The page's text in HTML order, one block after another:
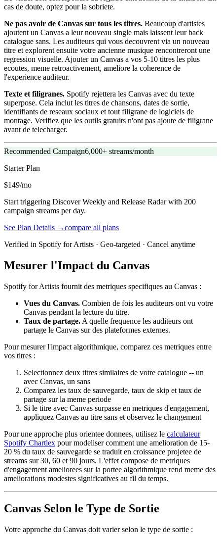
cas de doute, optez pour la sobriete.
Ne pas avoir de Canvas sur tous les titres. Beaucoup d'artistes
ajoutent un Canvas a leur nouveau single mais laissent leur back
catalogue sans. Les auditeurs qui vous decouvrent via un nouveau
titre et explorent ensuite votre ancienne musique rencontreront une
regression visuelle. Ajouter un Canvas a vos 5-10 titres les plus
ecoutes, meme retroactivement, ameliore la coherence de
l'experience auditeur.
Texte et filigranes. Spotify rejettera les Canvas avec du texte
superpose. Cela inclut les titres de chansons, dates de sortie,
identifiants de reseaux sociaux et tout filigrane de logiciels de
montage. Verifiez que les outils gratuits n'ont pas ajoute de filigrane
avant de telecharger.
Recommended Campaign6,000+ streams/month
StarterPlan
$149/mo
Start triggering Discover Weekly and Release Radar with 200
campaign streams per day.
See Plan Details →compare all plans
Verified in Spotify for Artists · Geo-targeted · Cancel anytime
Mesurer l'Impact du Canvas
Spotify for Artists fournit des metriques specifiques au Canvas :
Vues du Canvas. Combien de fois les auditeurs ont vu votre
Canvas pendant la lecture du titre.
Taux de partage. A quelle frequence les auditeurs ont
partage le Canvas sur des plateformes externes.
Pour mesurer l'impact algorithmique, comparez ces metriques entre
vos titres :
Selectionnez deux titres similaires de votre catalogue -- un
avec Canvas, un sans
Comparez les taux de sauvegarde, taux de skip et taux de
partage sur la meme periode
Si le titre avec Canvas surpasse en metriques d'engagement,
appliquez Canvas au titre sans et observez le changement
Pour une approche plus orientee donnees, utilisez le calculateur
Spotify Chartlex pour modeliser comment une amelioration de 15-
20 % du taux de sauvegarde se traduit en croissance projetee de
streams sur 30, 60 et 90 jours. L'effet compose de metriques
d'engagement ameliorees sur la portee algorithmique rend meme des
ameliorations modestes significatives au fil du temps.
Canvas Selon le Type de Sortie
Votre approche du Canvas doit varier selon le type de sortie :